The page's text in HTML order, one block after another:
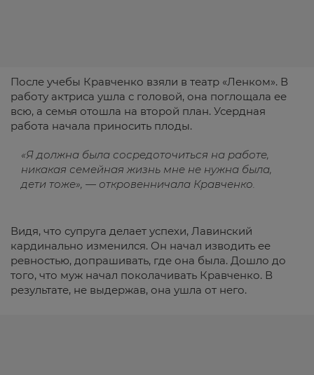
После учебы Кравченко взяли в театр «Ленком». В
работу актриса ушла с головой, она поглощала ее
всю, а семья отошла на второй план. Усердная
работа начала приносить плоды.
«Я должна была сосредоточиться на работе,
никакая семейная жизнь мне не нужна была,
дети тоже», — откровенничала Кравченко.
Видя, что супруга делает успехи, Лавинский
кардинально изменился. Он начал изводить ее
ревностью, допрашивать, где она была. Дошло до
того, что муж начал поколачивать Кравченко. В
результате, не выдержав, она ушла от него.